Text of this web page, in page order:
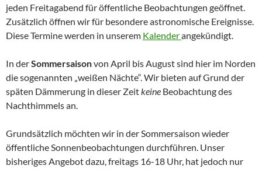
jeden Freitagabend für öffentliche Beobachtungen geöffnet.
Zusätzlich öffnen wir für besondere astronomische Ereignisse.
Diese Termine werden in unserem Kalenderangekündigt.
In derSommersaisonvon April bis August sind hier im Norden
die sogenannten „weißen Nächte“. Wir bieten auf Grund der
späten Dämmerung in dieser Zeitkeine Beobachtung des
Nachthimmels an.
Grundsätzlich möchten wir in der Sommersaison wieder
öffentliche Sonnenbeobachtungen durchführen. Unser
bisheriges Angebot dazu, freitags 16-18 Uhr, hat jedoch nur